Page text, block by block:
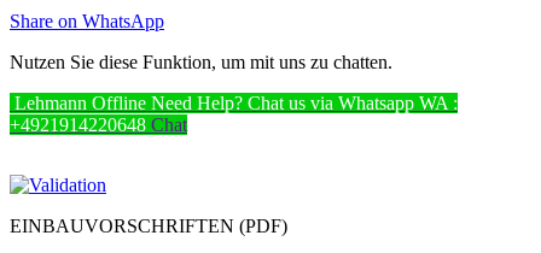
Share on WhatsApp
Nutzen Sie diese Funktion, um mit uns zu chatten.
Lehmann Offline Need Help? Chat us via Whatsapp WA :
+4921914220648 Chat
EINBAUVORSCHRIFTEN (PDF)